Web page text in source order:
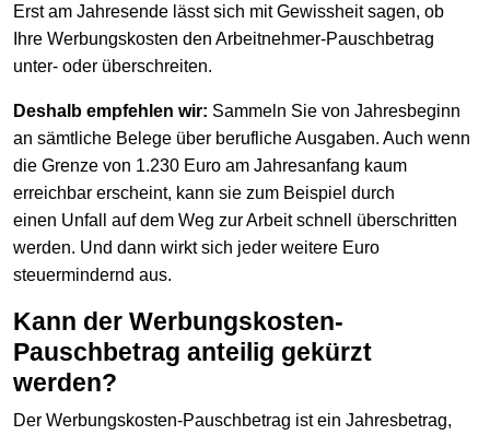
Erst am Jahresende lässt sich mit Gewissheit sagen, ob
Ihre Werbungskosten den Arbeitnehmer-Pauschbetrag
unter- oder überschreiten.
Deshalb empfehlen wir: Sammeln Sie von Jahresbeginn
an sämtliche Belege über berufliche Ausgaben. Auch wenn
die Grenze von 1.230 Euro am Jahresanfang kaum
erreichbar erscheint, kann sie zum Beispiel durch
einen Unfall auf dem Weg zur Arbeit schnell überschritten
werden. Und dann wirkt sich jeder weitere Euro
steuermindernd aus.
Kann der Werbungskosten-
Pauschbetrag anteilig gekürzt
werden?
Der Werbungskosten-Pauschbetrag ist ein Jahresbetrag,